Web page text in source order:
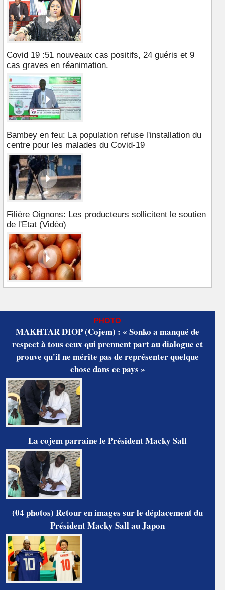
Covid 19 :51 nouveaux cas positifs, 24 guéris et 9
cas graves en réanimation.
Bambey en feu: La population refuse l'installation du
centre pour les malades du Covid-19
Filière Oignons: Les producteurs sollicitent le soutien
de l'Etat (Vidéo)
PHOTO
MAKHTAR DIOP (Cojem) : « Sonko a manqué de
respect à tous ceux qui prennent part au dialogue et
prouve qu'il ne mérite pas de représenter quelque
chose dans ce pays »
La cojem parraine le Président Macky Sall
(04 photos) Retour en images sur le déplacement du
Président Macky Sall au Japon